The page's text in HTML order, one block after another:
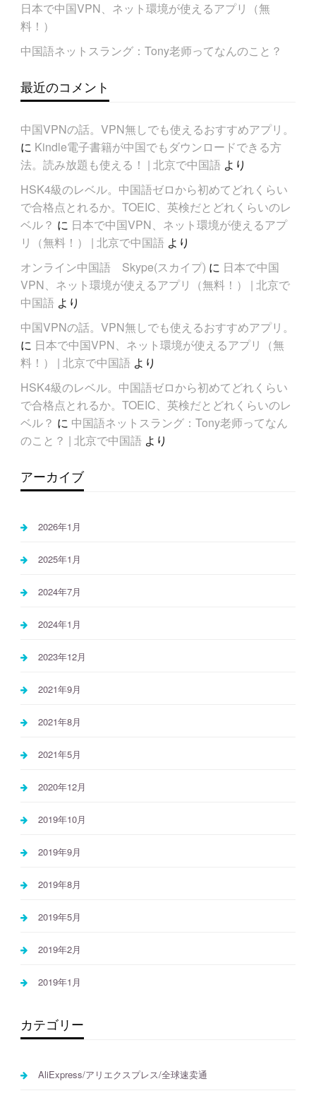
日本で中国VPN、ネット環境が使えるアプリ（無
料！）
中国語ネットスラング：Tony老师ってなんのこと？
最近のコメント
中国VPNの話。VPN無しでも使えるおすすめアプリ。
に Kindle電子書籍が中国でもダウンロードできる方
法。読み放題も使える！ | 北京で中国語より
HSK4級のレベル。中国語ゼロから初めてどれくらい
で合格点とれるか。TOEIC、英検だとどれくらいのレ
ベル？ に 日本で中国VPN、ネット環境が使えるアプ
リ（無料！） | 北京で中国語より
オンライン中国語 Skype(スカイプ) に 日本で中国
VPN、ネット環境が使えるアプリ（無料！） | 北京で
中国語より
中国VPNの話。VPN無しでも使えるおすすめアプリ。
に 日本で中国VPN、ネット環境が使えるアプリ（無
料！） | 北京で中国語より
HSK4級のレベル。中国語ゼロから初めてどれくらい
で合格点とれるか。TOEIC、英検だとどれくらいのレ
ベル？ に 中国語ネットスラング：Tony老师ってなん
のこと？ | 北京で中国語より
アーカイブ
2026年1月
2025年1月
2024年7月
2024年1月
2023年12月
2021年9月
2021年8月
2021年5月
2020年12月
2019年10月
2019年9月
2019年8月
2019年5月
2019年2月
2019年1月
カテゴリー
AliExpress/アリエクスプレス/全球速卖通